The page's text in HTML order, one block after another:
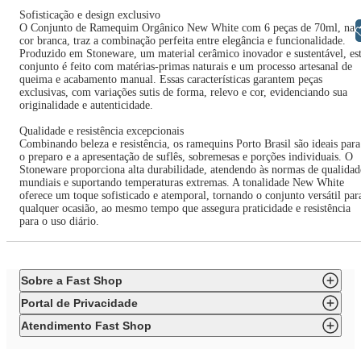
Sofisticação e design exclusivo
O Conjunto de Ramequim Orgânico New White com 6 peças de 70ml, na
cor branca, traz a combinação perfeita entre elegância e funcionalidade.
Produzido em Stoneware, um material cerâmico inovador e sustentável,
conjunto é feito com matérias-primas naturais e um processo artesanal de
queima e acabamento manual. Essas características garantem peças
exclusivas, com variações sutis de forma, relevo e cor, evidenciando sua
originalidade e autenticidade.
Qualidade e resistência excepcionais
Combinando beleza e resistência, os ramequins Porto Brasil são ideais para
o preparo e a apresentação de suflês, sobremesas e porções individuais. O
Stoneware proporciona alta durabilidade, atendendo às normas de
mundiais e suportando temperaturas extremas. A tonalidade New White
oferece um toque sofisticado e atemporal, tornando o conjunto versátil
qualquer ocasião, ao mesmo tempo que assegura praticidade e resistência
para o uso diário.
Sobre a Fast Shop
Portal de Privacidade
Atendimento Fast Shop
Libras